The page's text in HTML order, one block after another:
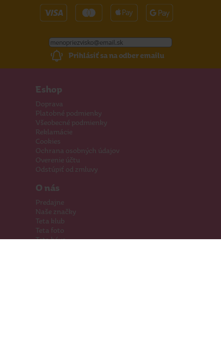
Prihlásiť sa na odber emailu
Eshop
Doprava
Platobné podmienky
Všeobecné podmienky
Reklamácie
Cookies
Ochrana osobných údajov
Overenie účtu
Odstúpiť od zmluvy
O nás
Predajne
Naše značky
Teta klub
Teta foto
Teta káva